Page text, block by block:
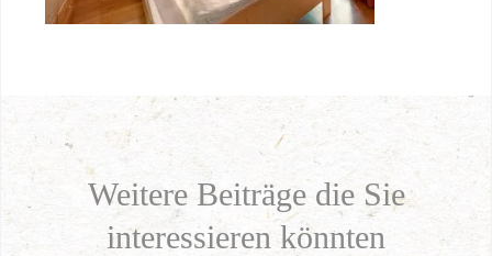
Weitere Beiträge die Sie
interessieren könnten